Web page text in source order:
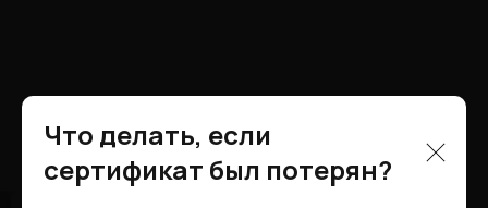
Что делать, если
сертификат был потерян?